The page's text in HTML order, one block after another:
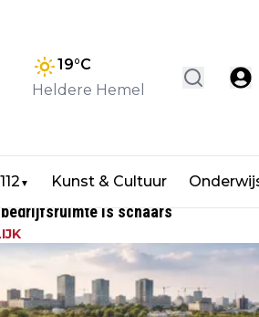
19°C
Heldere Hemel
112 ▼ Kunst & Cultuur
is schaars